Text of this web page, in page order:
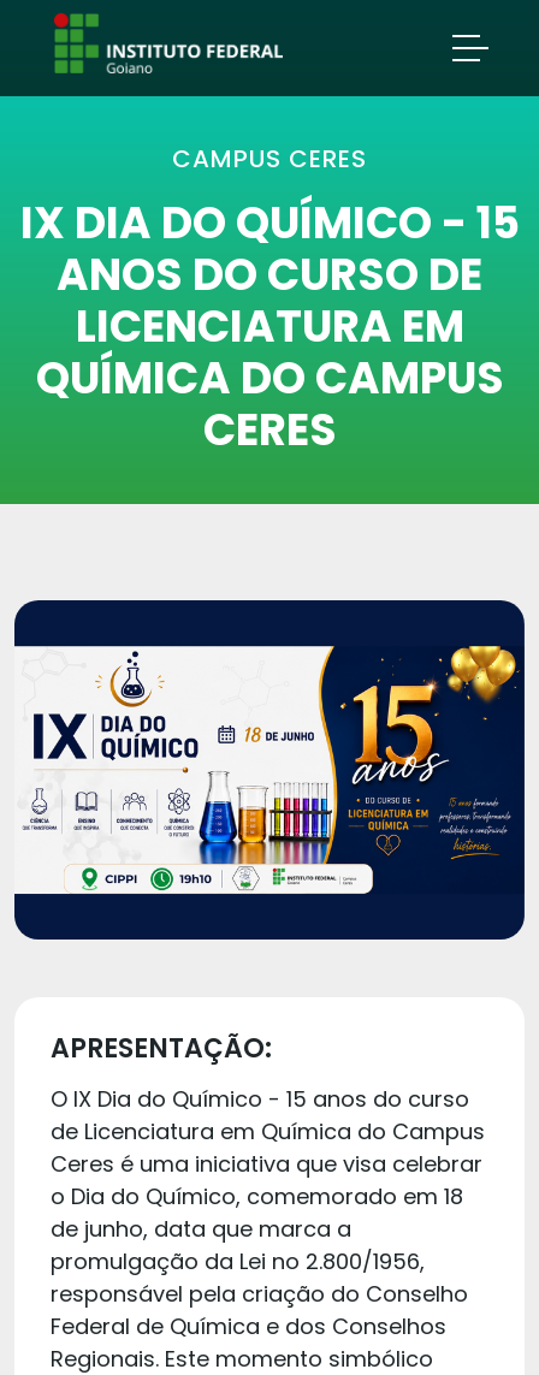
CAMPUS CERES
IX DIA DO QUÍMICO - 15
ANOS DO CURSO DE
LICENCIATURA EM
QUÍMICA DO CAMPUS
CERES
APRESENTAÇÃO:
O IX Dia do Químico - 15 anos do curso
de Licenciatura em Química do Campus
Ceres é uma iniciativa que visa celebrar
o Dia do Químico, comemorado em 18
de junho, data que marca a
promulgação da Lei no 2.800/1956,
responsável pela criação do Conselho
Federal de Química e dos Conselhos
Regionais. Este momento simbólico